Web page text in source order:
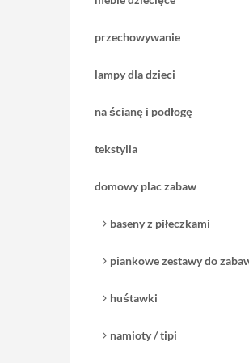
przechowywanie
lampy dla dzieci
na ścianę i podłogę
tekstylia
domowy plac zabaw
baseny z piłeczkami
piankowe zestawy do
huśtawki
namioty / tipi